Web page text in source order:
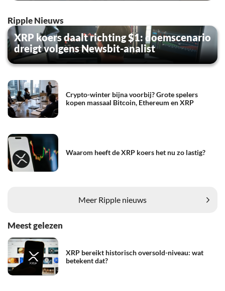
Ripple Nieuws
XRP koers daalt richting $1: doemscenario
dreigt volgens Newsbit-analist
Crypto-winter bijna voorbij? Grote spelers
kopen massaal Bitcoin, Ethereum en XRP
Waarom heeft de XRP koers het nu zo lastig?
Meer Ripple nieuws
Meest gelezen
XRP bereikt historisch oversold-niveau: wat
betekent dat?